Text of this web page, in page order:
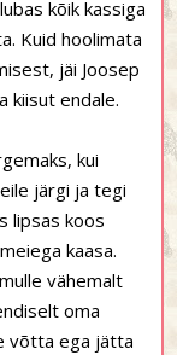
kõik kassiga
Kuid hoolimata
jäi Joosep
kiisut endale.
kui
järgi ja tegi
lipsas koos
kaasa.
vähemalt
oma
võtta ega jätta